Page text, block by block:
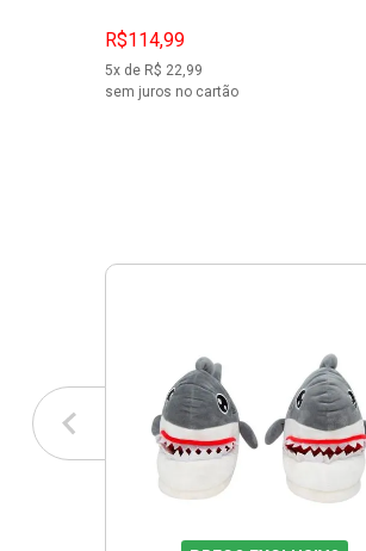
R$114,99
5x de R$ 22,99
sem juros no cartão